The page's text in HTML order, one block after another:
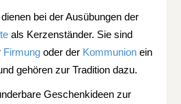
bei der Ausübungen der
als Kerzenständer. Sie sind
Firmung oder der Kommunion ein
gehören zur Tradition dazu.
Geschenkideen zur